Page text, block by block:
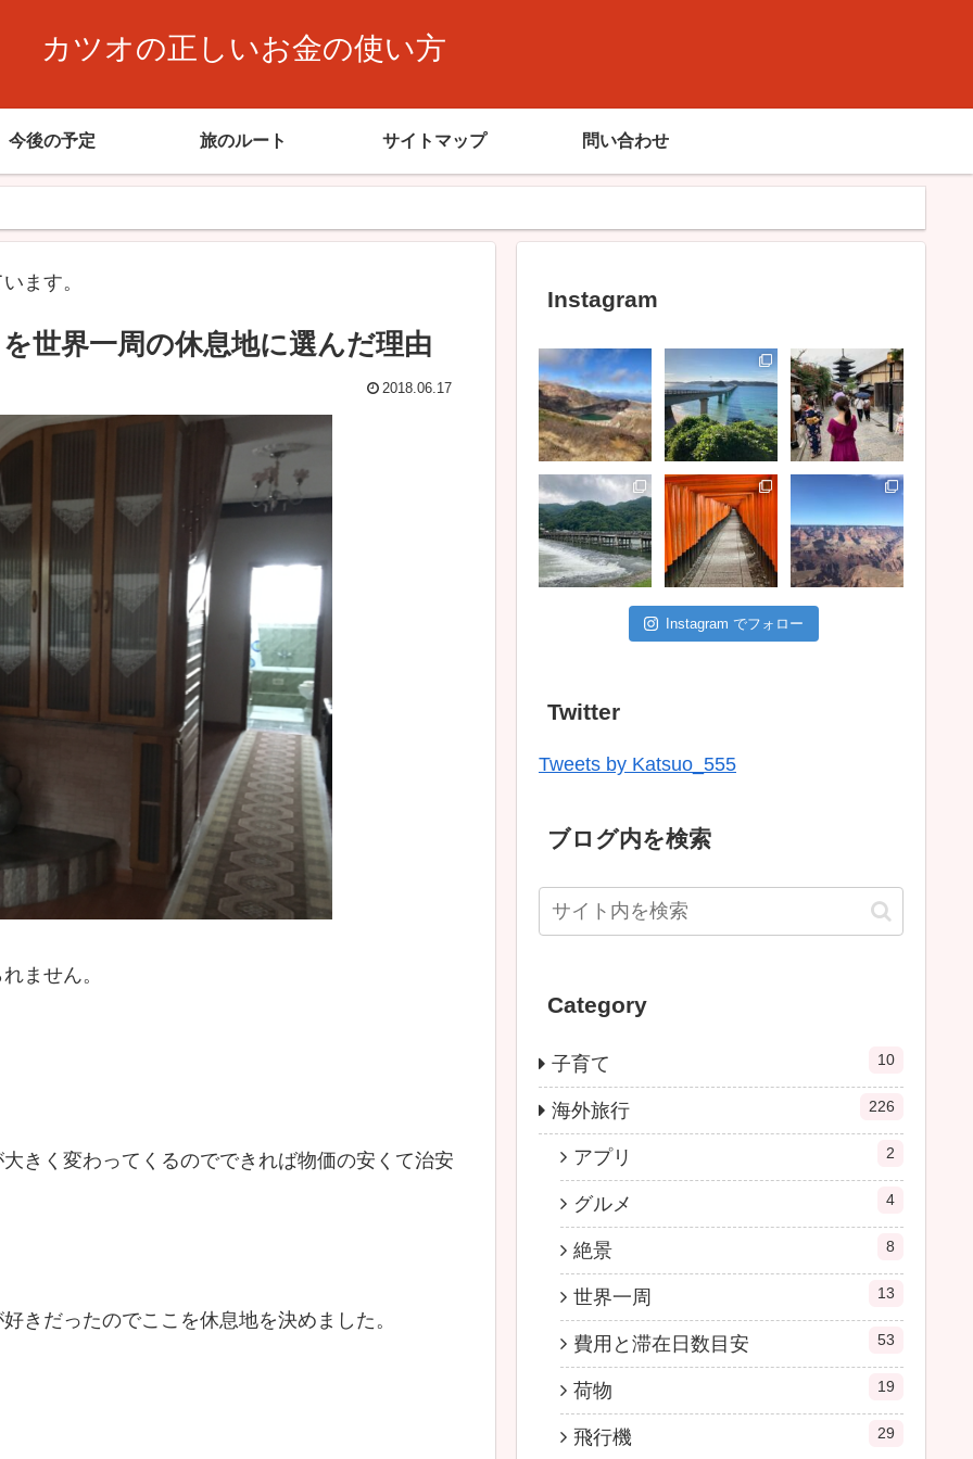
カツオの正しいお金の使い方
今後の予定 旅のルート サイトマップ 問い合わせ
ます。
世界一周の休息地に選んだ理由
2018.06.17
ません。
きく変わってくるのでできれば物価の安くて治安
きだったのでここを休息地を決めました。
Instagram
Instagram でフォロー
Twitter
Tweets by Katsuo_555
ブログ内を検索
Category
子育て 10
海外旅行 226
アプリ 2
グルメ 4
絶景 8
世界一周 13
費用と滞在日数目安 53
荷物 19
飛行機 29